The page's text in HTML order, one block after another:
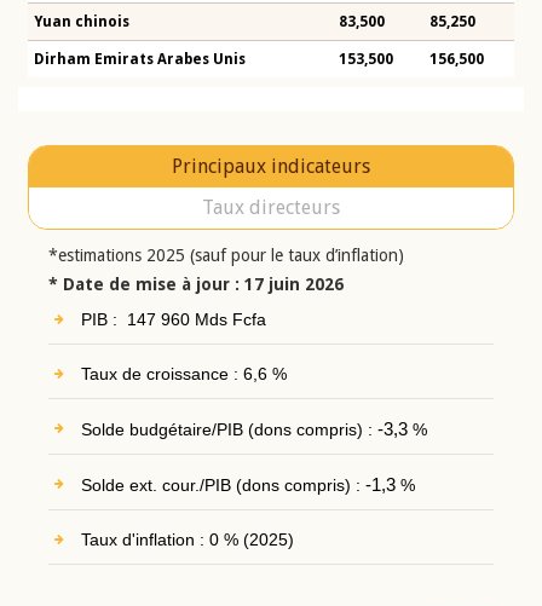
Yuan chinois 83,500 85,250
Dirham Emirats Arabes Unis 153,500 156,500
Principaux indicateurs
Taux directeurs
*estimations 2025 (sauf pour le taux d’inflation)
* Date de mise à jour : 17 juin 2026
PIB : 147 960 Mds Fcfa
Taux de croissance : 6,6 %
Solde budgétaire/PIB (dons compris) : -3,3%
Solde ext. cour./PIB (dons compris) : -1,3%
Taux d'inflation : 0 % (2025)